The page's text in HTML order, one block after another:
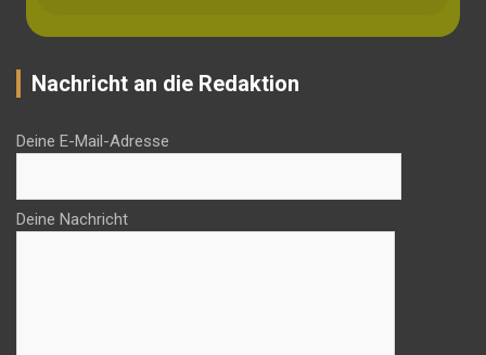
Nachricht an die Redaktion
Deine E-Mail-Adresse
Deine Nachricht